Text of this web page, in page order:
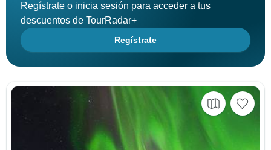
Regístrate o inicia sesión para acceder a tus
descuentos de TourRadar+
Regístrate